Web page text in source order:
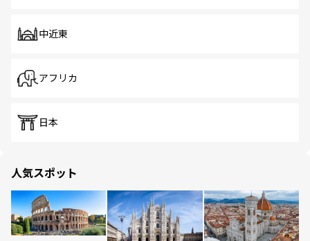
中近東
アフリカ
日本
人気スポット